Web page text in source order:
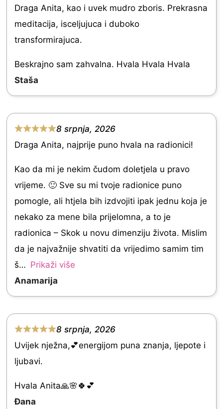
o
u
t
f
5
d
5
.
0
o
u
o
f
5
Draga Anita, kao i uvek mudro zboris. Prekrasna
meditacija, isceljujuca i duboko
transformirajuca.
Beskrajno sam zahvalna. Hvala Hvala Hvala
Staša
t
e
d
5
.
0
o
u
t
o
f
5
8 srpnja, 2026
Draga Anita, najprije puno hvala na radionici!
Kao da mi je nekim čudom doletjela u pravo
vrijeme. 🙂 Sve su mi tvoje radionice puno
pomogle, ali htjela bih izdvojiti ipak jednu koja je
nekako za mene bila prijelomna, a to je
radionica – Skok u novu dimenziju života. Mislim
da je najvažnije shvatiti da vrijedimo samim tim
š
Prikaži više
Anamarija
e
d
8 srpnja, 2026
Uvijek nježna,💕energijom puna znanja, ljepote i
ljubavi.
Hvala Anita🙏🌸🍀💕
Đana